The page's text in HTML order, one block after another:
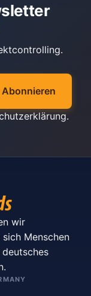
Abonnieren
.
wir
Menschen